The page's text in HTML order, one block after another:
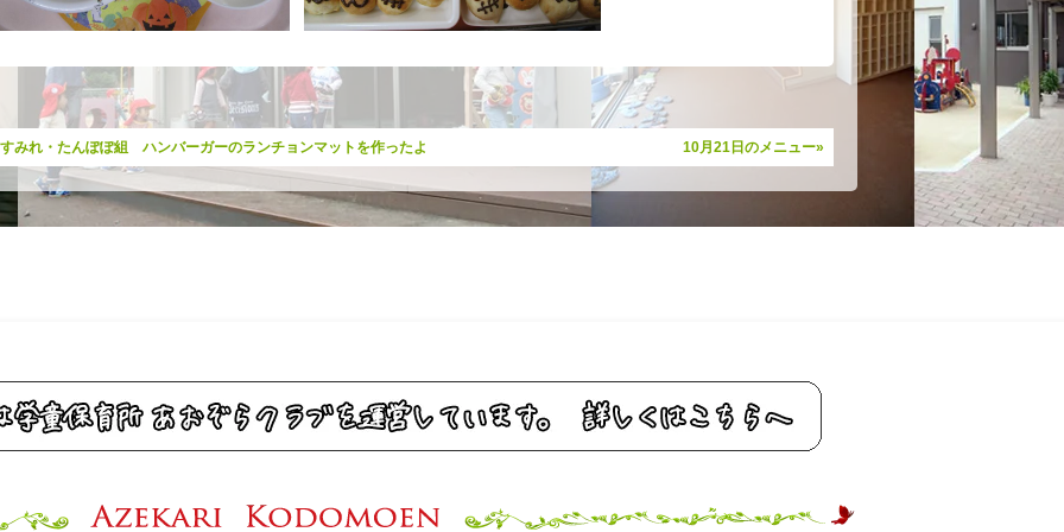
みれ・たんぽぽ組 ハンバーガーのランチョンマットを作ったよ 10月21日のメニュー»